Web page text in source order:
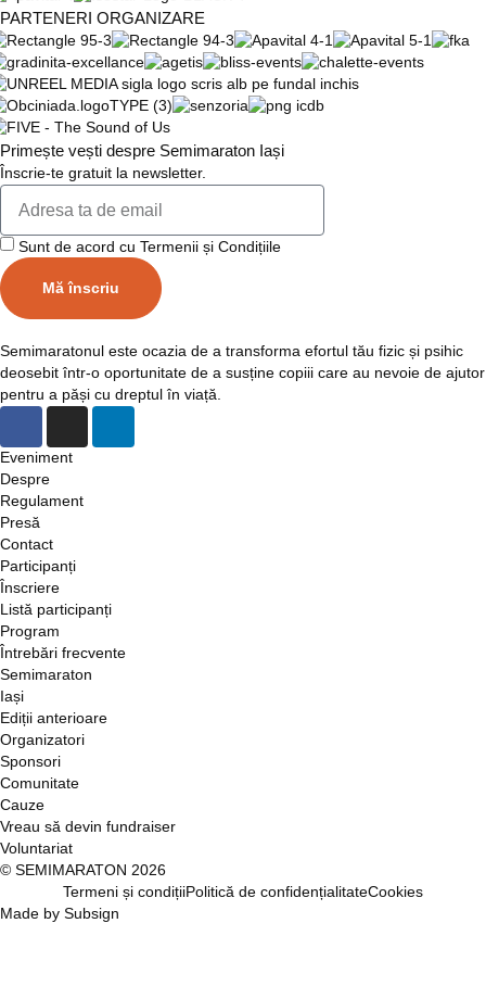
PARTENERI ORGANIZARE
Primește vești despre Semimaraton Iași
Înscrie-te gratuit la newsletter.
Sunt de acord cu Termenii și Condițiile
Mă înscriu
Semimaratonul este ocazia de a transforma efortul tău fizic și psihic
deosebit într-o oportunitate de a susține copiii care au nevoie de ajutor
pentru a păși cu dreptul în viață.
Eveniment
Despre
Regulament
Presă
Contact
Participanți
Înscriere
Listă participanți
Program
Întrebări frecvente
Semimaraton
Iași
Ediții anterioare
Organizatori
Sponsori
Comunitate
Cauze
Vreau să devin fundraiser
Voluntariat
© SEMIMARATON 2026
Termeni și condițiiPolitică de confidențialitateCookies
Made by Subsign